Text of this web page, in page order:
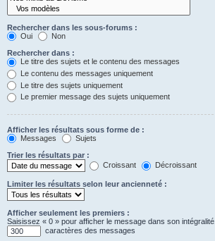
Rechercher dans les sous-forums :
Oui
Non
Rechercher dans :
Le titre des sujets et le contenu des messages
Le contenu des messages uniquement
Le titre des sujets uniquement
Le premier message des sujets uniquement
Afficher les résultats sous forme de :
Messages
Sujets
Trier les résultats par :
Croissant
Décroissant
Limiter les résultats selon leur ancienneté :
Afficher seulement les premiers :
Saisissez « 0 » pour afficher le message dans son intégralité.
caractères des messages